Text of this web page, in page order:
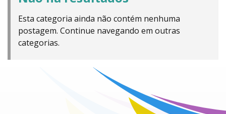
Esta categoria ainda não contém nenhuma
postagem. Continue navegando em outras
categorias.